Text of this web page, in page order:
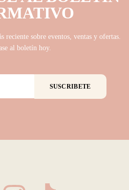
reciente sobre eventos, ventas y ofertas.
al boletín hoy.
SUSCRIBETE